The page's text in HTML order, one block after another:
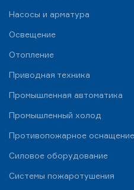
Насосы и арматура
Освещение
Отопление
Приводная техника
Промышленная автоматика
Промышленный холод
Противопожарное оснащение
Силовое оборудование
Системы пожаротушения